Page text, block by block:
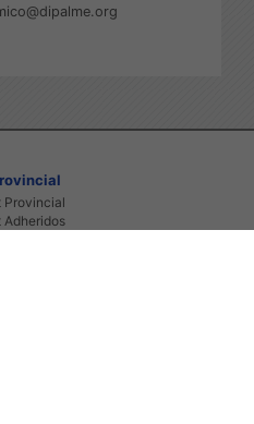
Provincial
Adheridos